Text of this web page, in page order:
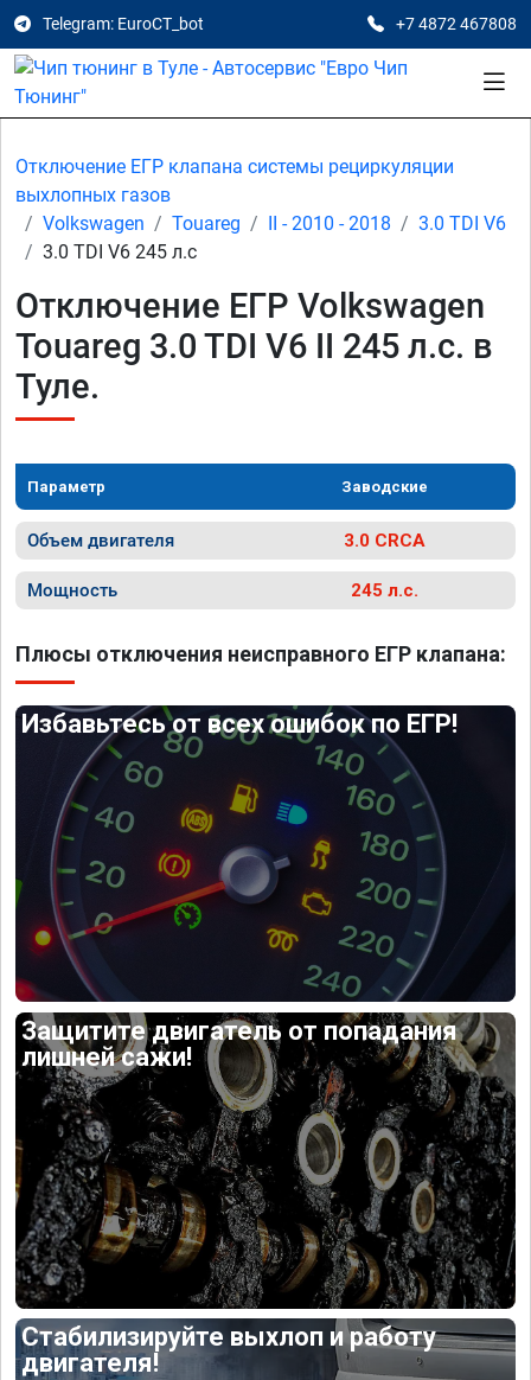
Telegram: EuroCT_bot +7 4872 467808
Отключение ЕГР клапана системы рециркуляции
выхлопных газов
Volkswagen
Touareg II - 2010 - 2018
3.0 TDI V6
3.0 TDI V6 245 л.с
Отключение ЕГР Volkswagen
Touareg 3.0 TDI V6 II 245 л.с. в
Туле.
Параметр Заводские
Объем двигателя 3.0 CRCA
Мощность 245 л.с.
Плюсы отключения неисправного ЕГР клапана:
Избавьтесь от всех ошибок по ЕГР!
Защитите двигатель от попадания
лишней сажи!
Стабилизируйте выхлоп и работу
двигателя!